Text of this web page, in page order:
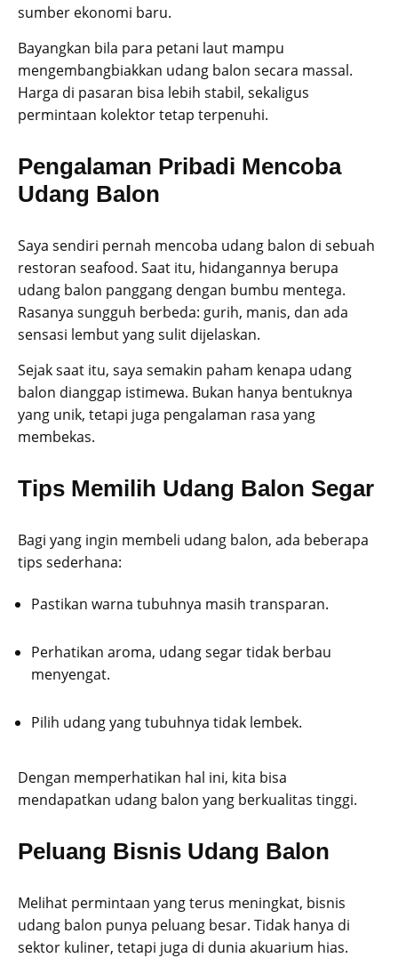
sumber ekonomi baru.
Bayangkan bila para petani laut mampu
mengembangbiakkan udang balon secara massal.
Harga di pasaran bisa lebih stabil, sekaligus
permintaan kolektor tetap terpenuhi.
Pengalaman Pribadi Mencoba
Udang Balon
Saya sendiri pernah mencoba udang balon di sebuah
restoran seafood. Saat itu, hidangannya berupa
udang balon panggang dengan bumbu mentega.
Rasanya sungguh berbeda: gurih, manis, dan ada
sensasi lembut yang sulit dijelaskan.
Sejak saat itu, saya semakin paham kenapa udang
balon dianggap istimewa. Bukan hanya bentuknya
yang unik, tetapi juga pengalaman rasa yang
membekas.
Tips Memilih Udang Balon Segar
Bagi yang ingin membeli udang balon, ada beberapa
tips sederhana:
Pastikan warna tubuhnya masih transparan.
Perhatikan aroma, udang segar tidak berbau
menyengat.
Pilih udang yang tubuhnya tidak lembek.
Dengan memperhatikan hal ini, kita bisa
mendapatkan udang balon yang berkualitas tinggi.
Peluang Bisnis Udang Balon
Melihat permintaan yang terus meningkat, bisnis
udang balon punya peluang besar. Tidak hanya di
sektor kuliner, tetapi juga di dunia akuarium hias.